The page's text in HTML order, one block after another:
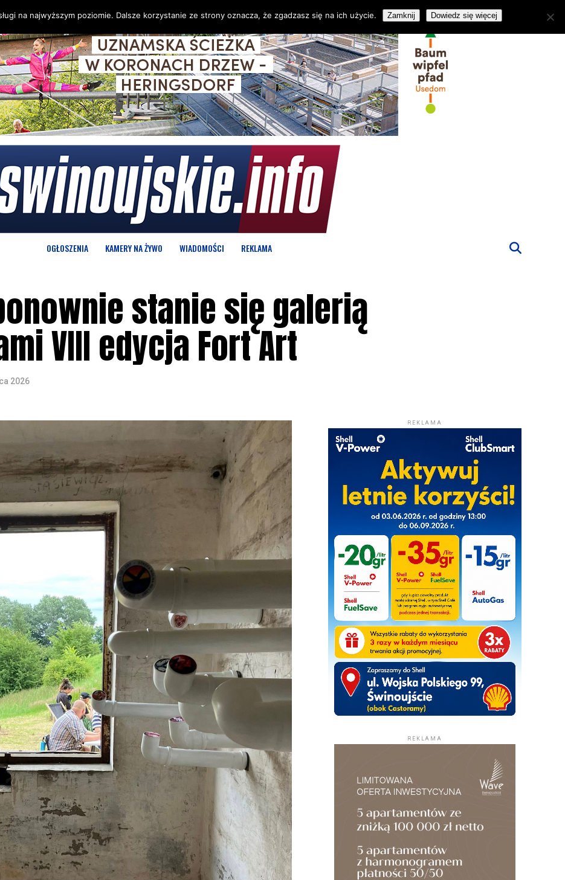
OGŁOSZENIA KAMERY NA ŻYWO WIADOMOŚCI REKLAMA
stanie się galerią
VIII edycja Fort Art
2026
REKLAMA
REKLAMA
na najwyższym poziomie. Dalsze korzystanie ze strony oznacza, że zgadzasz się na ich użycie. Zamknij Dowiedz się więcej